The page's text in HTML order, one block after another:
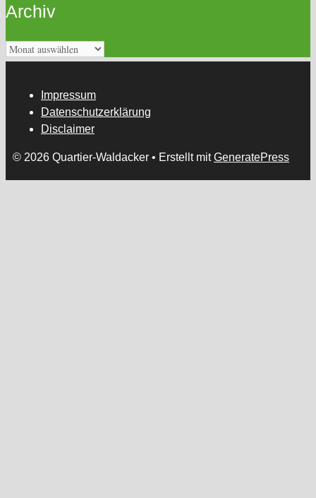
Archiv
Archiv
Impressum
Datenschutzerklärung
Disclaimer
© 2026 Quartier-Waldacker • Erstellt mitGeneratePress